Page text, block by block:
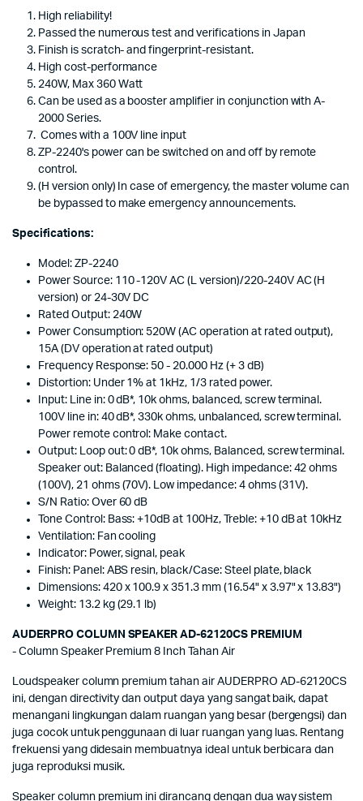
High reliability!
Passed the numerous test and verifications in Japan
Finish is scratch- and fingerprint-resistant.
High cost-performance
240W, Max 360 Watt
Can be used as a booster amplifier in conjunction with A-
2000 Series.
Comes with a 100V line input
ZP-2240's power can be switched on and off by remote
control.
(H version only) In case of emergency, the master volume can
be bypassed to make emergency announcements.
Specifications:
Model: ZP-2240
Power Source: 110 -120V AC (L version)/220-240V AC (H
version) or 24-30V DC
Rated Output: 240W
Power Consumption: 520W (AC operation at rated output),
15A (DV operation at rated output)
Frequency Response: 50 - 20.000 Hz (+ 3 dB)
Distortion: Under 1% at 1kHz, 1/3 rated power.
Input: Line in: 0 dB*, 10k ohms, balanced, screw terminal.
100V line in: 40 dB*, 330k ohms, unbalanced, screw terminal.
Power remote control: Make contact.
Output: Loop out: 0 dB*, 10k ohms, Balanced, screw terminal.
Speaker out: Balanced (floating). High impedance: 42 ohms
(100V), 21 ohms (70V). Low impedance: 4 ohms (31V).
S/N Ratio: Over 60 dB
Tone Control: Bass: +10dB at 100Hz, Treble: +10 dB at 10kHz
Ventilation: Fan cooling
Indicator: Power, signal, peak
Finish: Panel: ABS resin, black/Case: Steel plate, black
Dimensions: 420 x 100.9 x 351.3 mm (16.54" x 3.97" x 13.83")
Weight: 13.2 kg (29.1 lb)
AUDERPRO COLUMN SPEAKER AD-62120CS PREMIUM
- Column Speaker Premium 8 Inch Tahan Air
Loudspeaker column premium tahan air AUDERPRO AD-62120CS
ini, dengan directivity dan output daya yang sangat baik, dapat
menangani lingkungan dalam ruangan yang besar (bergengsi) dan
juga cocok untuk penggunaan di luar ruangan yang luas. Rentang
frekuensi yang didesain membuatnya ideal untuk berbicara dan
juga reproduksi musik.
Speaker column premium ini dirancang dengan dua way sistem